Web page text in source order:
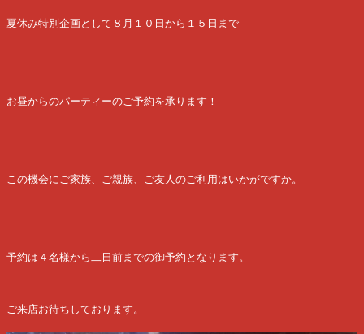
夏休み特別企画として８月１０日から１５日まで
お昼からのパーティーのご予約を承ります！
この機会にご家族、ご親族、ご友人のご利用はいかがですか。
予約は４名様から二日前までの御予約となります。
ご来店お待ちしております。